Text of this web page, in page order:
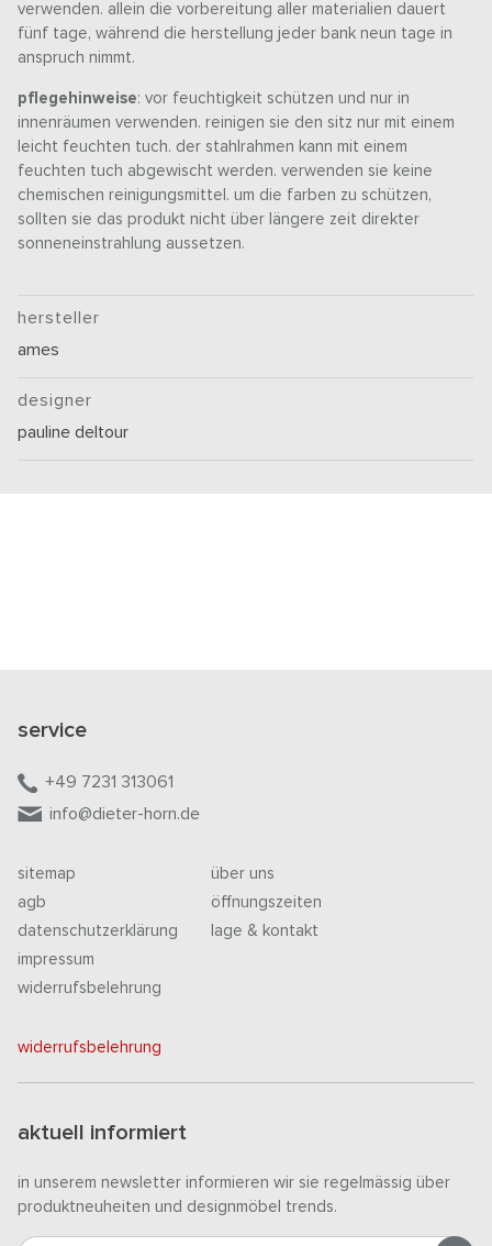
verwenden. allein die vorbereitung aller materialien dauert
fünf tage, während die herstellung jeder bank neun tage in
anspruch nimmt.
pflegehinweise: vor feuchtigkeit schützen und nur in
innenräumen verwenden. reinigen sie den sitz nur mit einem
leicht feuchten tuch. der stahlrahmen kann mit einem
feuchten tuch abgewischt werden. verwenden sie keine
chemischen reinigungsmittel. um die farben zu schützen,
sollten sie das produkt nicht über längere zeit direkter
sonneneinstrahlung aussetzen.
hersteller
ames
designer
pauline deltour
service
+49 7231 313061
info@dieter-horn.de
sitemap
agb
datenschutzerklärung
impressum
widerrufsbelehrung
über uns
öffnungszeiten
lage & kontakt
widerrufsbelehrung
aktuell informiert
in unserem newsletter informieren wir sie regelmässig über
produktneuheiten und designmöbel trends.